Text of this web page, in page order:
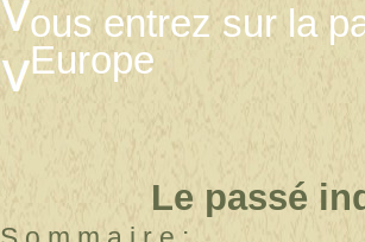
ous entrez sur la
Europe
Le passé